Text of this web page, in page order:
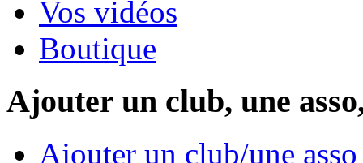
Vos vidéos
Boutique
Ajouter un club, une
Ajouter un club/une asso